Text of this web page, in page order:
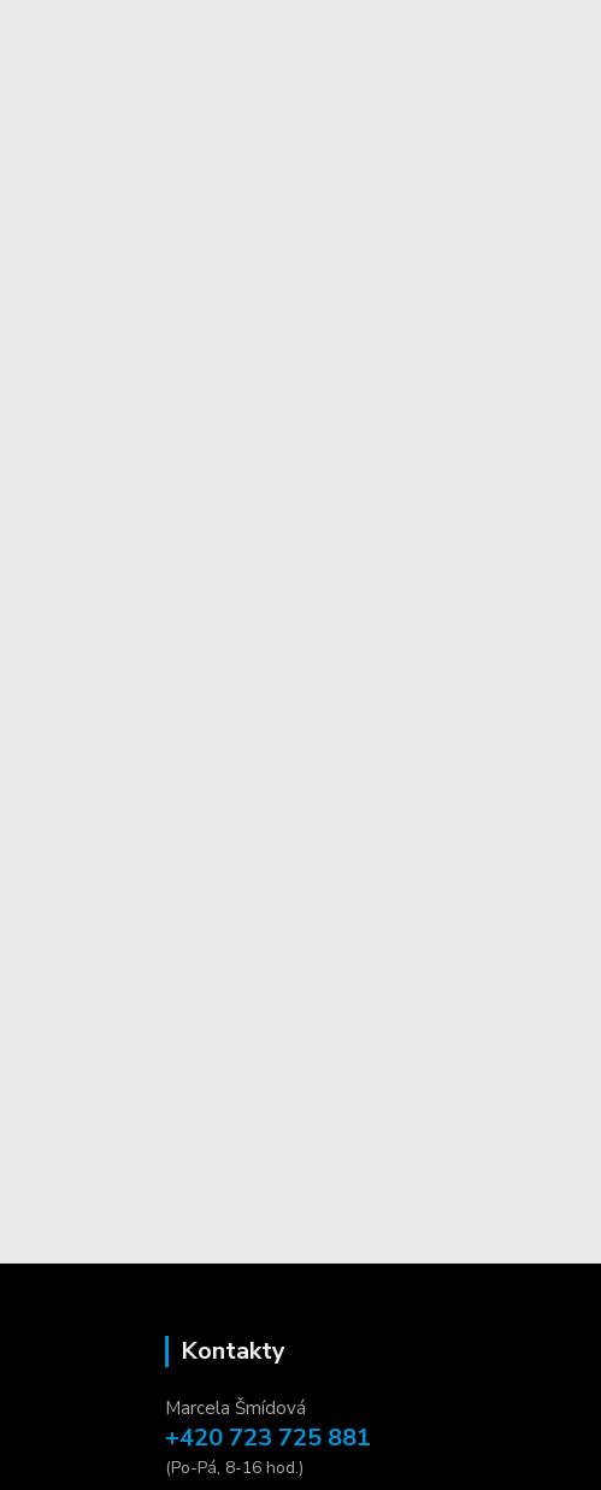
Kontakty
Marcela Šmídová
+420 723 725 881
(Po-Pá, 8-16 hod.)